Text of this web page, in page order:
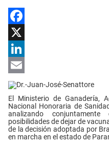
Facebook
X
LinkedIn
Email
El Ministerio de Ganadería,
Nacional Honoraria de
analizando
posibilidades de dejar de
de la decisión adoptada por
en marcha en el estado de